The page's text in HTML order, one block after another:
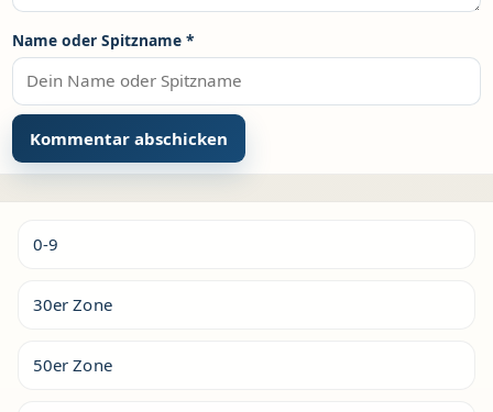
Name oder Spitzname *
0-9
30er Zone
50er Zone